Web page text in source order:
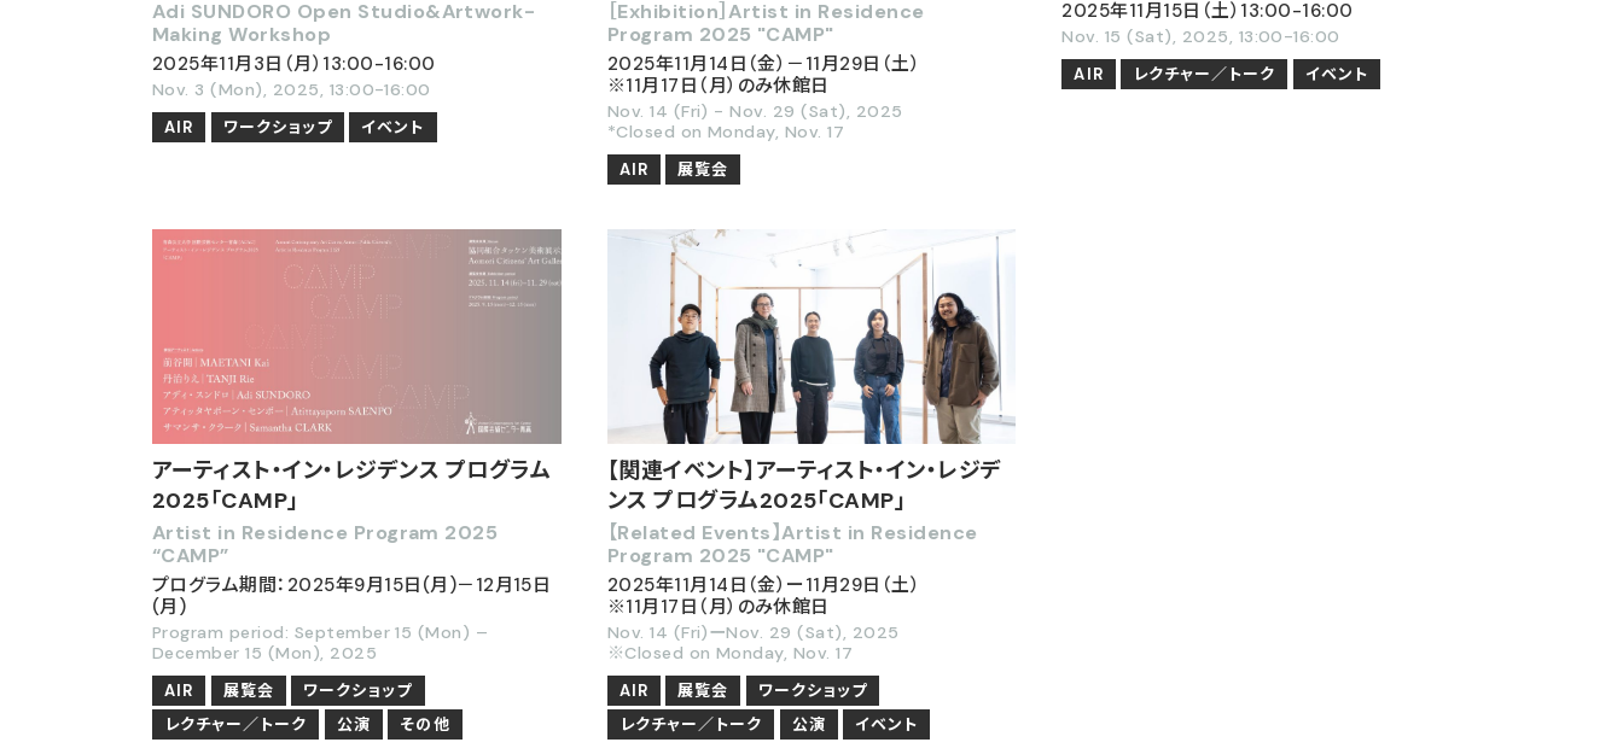
Adi SUNDORO Open Studio&Artwork-
Making Workshop
2025年11月3日（月）13:00-16:00
Nov. 3 (Mon), 2025, 13:00-16:00
AIR ワークショップ イベント
［Exhibition］Artist in Residence
Program 2025 "CAMP"
2025年11月14日（金）－11月29日（土）
※11月17日（月）のみ休館日
Nov. 14 (Fri) - Nov. 29 (Sat), 2025
*Closed on Monday, Nov. 17
AIR 展覧会
2025年11月15日（土）13:00-16:00
Nov. 15 (Sat), 2025, 13:00-16:00
AIR レクチャー／トーク イベント
アーティスト・イン・レジデンス プログラム
2025「CAMP」
Artist in Residence Program 2025
“CAMP”
プログラム期間：2025年9月15日(月)－12月15日
(月)
Program period: September 15 (Mon) –
December 15 (Mon), 2025
AIR 展覧会
ワークショップ
レクチャー／トーク
公演 その他
【関連イベント】アーティスト・イン・レジデ
ンス プログラム2025「CAMP」
【Related Events】Artist in Residence
Program 2025 "CAMP"
2025年11月14日（金）ー11月29日（土）
※11月17日（月）のみ休館日
Nov. 14 (Fri)ーNov. 29 (Sat), 2025
※Closed on Monday, Nov. 17
AIR 展覧会
ワークショップ
レクチャー／トーク
公演 イベント